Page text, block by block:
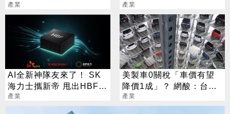
憂內情不單純
產業
六年新低
產業
AI全新神隊友來了！ SK
海力士攜新帝 甩出HBF黑
科技
產業
美製車0關稅「車價有望
降價1成」？ 網酸：台灣
玩法加價賣
產業